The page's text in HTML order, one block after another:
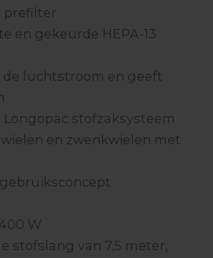
prefilter
en gekeurde HEPA-13
luchtstroom en geeft
stofzaksysteem
en zwenkwielen met
W
stofslang van 7,5 meter,